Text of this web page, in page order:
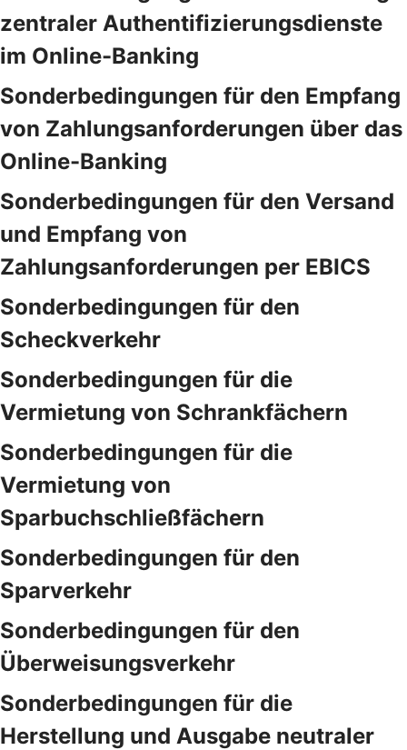
zentraler Authentifizierungsdienste
im Online-Banking
Sonderbedingungen für den Empfang
von Zahlungsanforderungen über das
Online-Banking
Sonderbedingungen für den Versand
und Empfang von
Zahlungsanforderungen per EBICS
Sonderbedingungen für den
Scheckverkehr
Sonderbedingungen für die
Vermietung von Schrankfächern
Sonderbedingungen für die
Vermietung von
Sparbuchschließfächern
Sonderbedingungen für den
Sparverkehr
Sonderbedingungen für den
Überweisungsverkehr
Sonderbedingungen für die
Herstellung und Ausgabe neutraler